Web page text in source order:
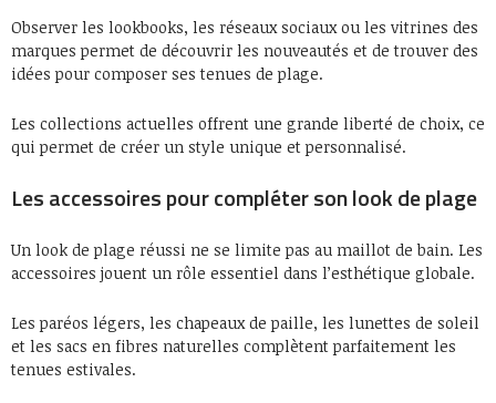
Observer les lookbooks, les réseaux sociaux ou les vitrines des
marques permet de découvrir les nouveautés et de trouver des
idées pour composer ses tenues de plage.
Les collections actuelles offrent une grande liberté de choix, ce
qui permet de créer un style unique et personnalisé.
Les accessoires pour compléter son look de plage
Un look de plage réussi ne se limite pas au maillot de bain. Les
accessoires jouent un rôle essentiel dans l’esthétique globale.
Les paréos légers, les chapeaux de paille, les lunettes de soleil
et les sacs en fibres naturelles complètent parfaitement les
tenues estivales.